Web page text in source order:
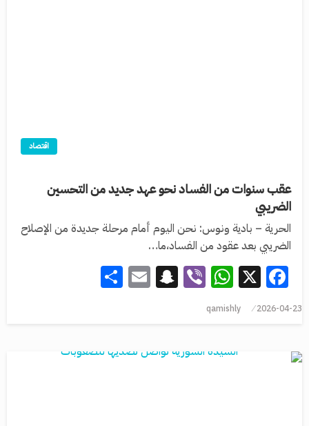
اقتصاد
عقب سنوات من الفساد نحو عهد جديد من التحسين
الضريبي
الحرية – بادية ونوس: نحن اليوم أمام مرحلة جديدة من الإصلاح
الضريبي بعد عقود من الفساد،ما…
Facebook
X
WhatsApp
Viber
Snapchat
Email
2026-04-23
qamishly